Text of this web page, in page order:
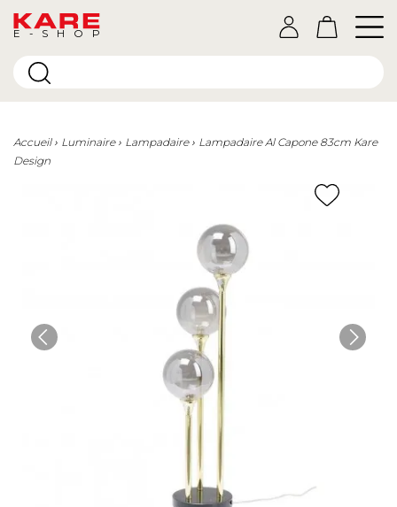
E-SHOP
Accueil Luminaire Lampadaire
Lampadaire Al Capone 83cm Kare
Design